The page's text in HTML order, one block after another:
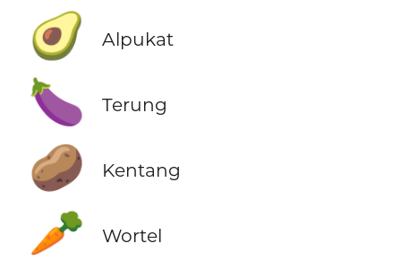
🥑 Alpukat
🍆 Terung
🥔 Kentang
🥕 Wortel